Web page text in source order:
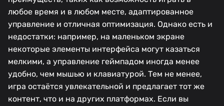
любое время и в любом месте, адаптированное
управление и отличная оптимизация. Однако есть и
недостатки: например, на маленьком экране
некоторые элементы интерфейса могут казаться
мелкими, а управление геймпадом иногда менее
удобно, чем мышью и клавиатурой. Тем не менее,
игра остаётся увлекательной и предлагает тот же
контент, что и на других платформах. Если вы